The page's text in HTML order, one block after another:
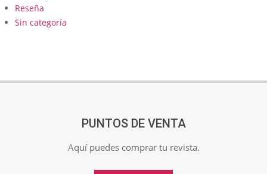
Reseña
Sin categoría
PUNTOS DE VENTA
Aquí puedes comprar tu revista.